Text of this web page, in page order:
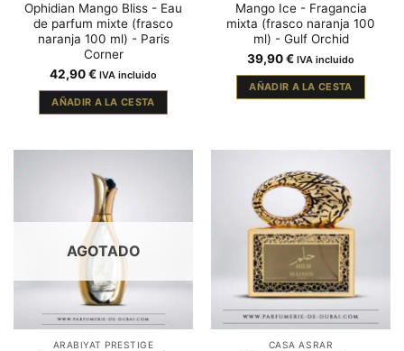
Ophidian Mango Bliss - Eau
de parfum mixte (frasco
naranja 100 ml) - Paris
Corner
42,90€ IVA incluido
AÑADIR A LA CESTA
Mango Ice - Fragancia
mixta (frasco naranja 100
ml) - Gulf Orchid
39,90€ IVA incluido
AÑADIR A LA CESTA
AGOTADO
ARABIYAT PRESTIGE CASA ASRAR